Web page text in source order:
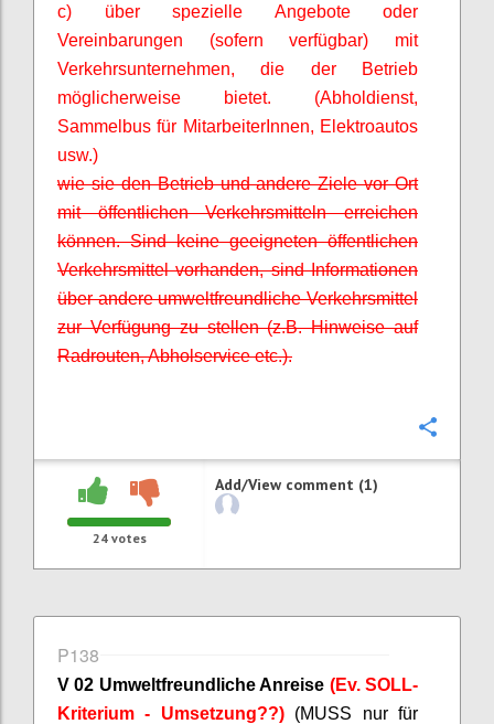
c) über spezielle Angebote oder
Vereinbarungen (sofern verfügbar) mit
Verkehrsunternehmen, die der Betrieb
möglicherweise bietet. (Abholdienst,
Sammelbus für MitarbeiterInnen, Elektroautos
usw.)
wie sie den Betrieb und andere Ziele vor Ort
mit öffentlichen Verkehrsmitteln erreichen
können. Sind keine geeigneten öffentlichen
Verkehrsmittel vorhanden, sind Informationen
über andere umweltfreundliche Verkehrsmittel
zur Verfügung zu stellen (z.B. Hinweise auf
Radrouten, Abholservice etc.).
24votes
Add/View comment (1)
P138
V 02 Umweltfreundliche Anreise (Ev. SOLL-
Kriterium - Umsetzung??)(MUSS nur für